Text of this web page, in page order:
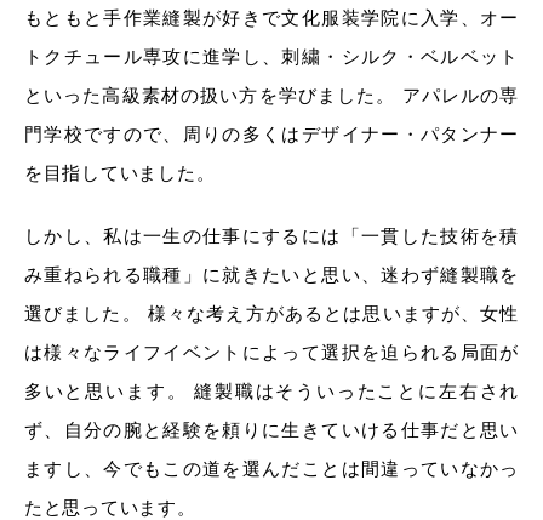
もともと手作業縫製が好きで文化服装学院に入学、オー
トクチュール専攻に進学し、刺繍・シルク・ベルベット
といった高級素材の扱い方を学びました。 アパレルの専
門学校ですので、周りの多くはデザイナー・パタンナー
を目指していました。
しかし、私は一生の仕事にするには「一貫した技術を積
み重ねられる職種」に就きたいと思い、迷わず縫製職を
選びました。 様々な考え方があるとは思いますが、女性
は様々なライフイベントによって選択を迫られる局面が
多いと思います。 縫製職はそういったことに左右され
ず、自分の腕と経験を頼りに生きていける仕事だと思い
ますし、今でもこの道を選んだことは間違っていなかっ
たと思っています。